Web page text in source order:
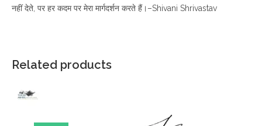
नहीं देते, पर हर कदम पर मेरा मार्गदर्शन करते हैं।–Shivani Shrivastav
Related products